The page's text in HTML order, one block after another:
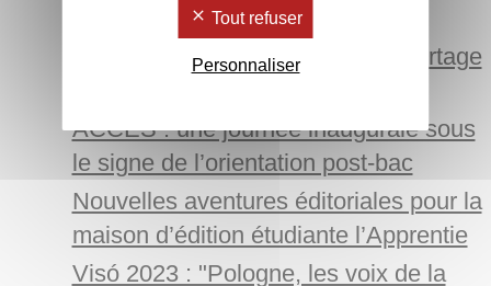
2023 avec l'Ijba
Les étudiant·e·s de l'IJBA en reportage
ACCES : une journée inaugurale sous
le signe de l’orientation post-bac
Nouvelles aventures éditoriales pour la
maison d’édition étudiante l’Apprentie
Visó 2023 : "Pologne, les voix de la
Tout refuser
Personnaliser